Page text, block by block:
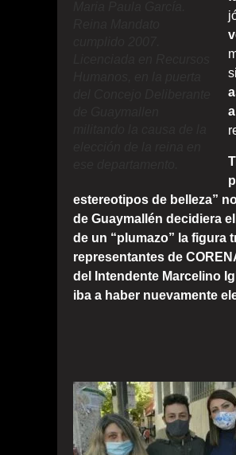
estereotipos de belleza”
de Guaymallén decidiera
de un “plumazo” la figura
representantes de
del Intendente Marcelino
iba a haber nuevamente